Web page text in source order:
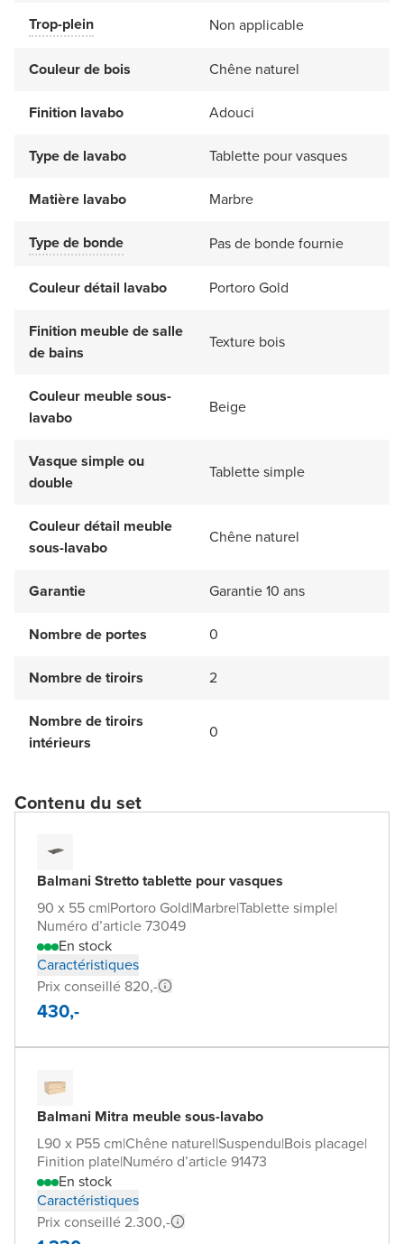
Trop-plein Non applicable
Couleur de bois Chêne naturel
Finition lavabo Adouci
Type de lavabo Tablette pour vasques
Matière lavabo Marbre
Type de bonde Pas de bonde fournie
Couleur détail lavabo Portoro Gold
Finition meuble de salle
de bains
Texture bois
Couleur meuble sous-
lavabo
Beige
Vasque simple ou
double
Tablette simple
Couleur détail meuble
sous-lavabo
Chêne naturel
Garantie Garantie 10 ans
Nombre de portes 0
Nombre de tiroirs 2
Nombre de tiroirs
intérieurs
0
Contenu du set
Balmani Stretto tablette pour vasques
90 x 55 cm|Portoro Gold|Marbre|Tablette simple|
Numéro d’article 73049
En stock
Caractéristiques
Prix conseillé 820,-
430,-
Balmani Mitra meuble sous-lavabo
L90 x P55 cm|Chêne naturel|Suspendu|Bois placage|
Finition plate|Numéro d’article 91473
En stock
Caractéristiques
Prix conseillé 2.300,-